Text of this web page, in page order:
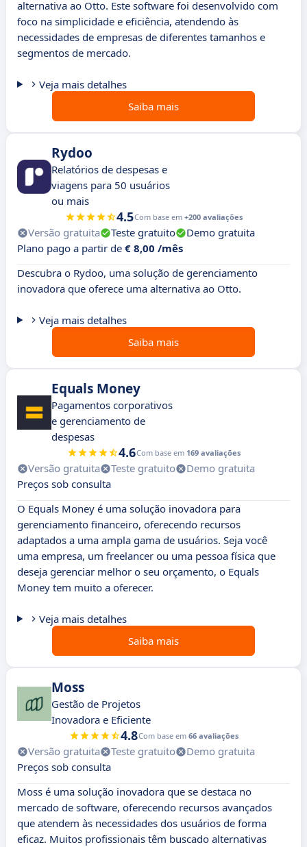
alternativa ao Otto. Este software foi desenvolvido com
foco na simplicidade e eficiência, atendendo às
necessidades de empresas de diferentes tamanhos e
segmentos de mercado.
Veja mais detalhes
Saiba mais
Rydoo
Relatórios de despesas e
viagens para 50 usuários
ou mais
4.5Com base em +200 avaliações
Versão gratuita Teste gratuito
Demo gratuita
Plano pago a partir de € 8,00 /mês
Descubra o Rydoo, uma solução de gerenciamento
inovadora que oferece uma alternativa ao Otto.
Veja mais detalhes
Saiba mais
Equals Money
Pagamentos corporativos
e gerenciamento de
despesas
4.6Com base em 169 avaliações
Versão gratuita Teste gratuito
Demo gratuita
Preços sob consulta
O Equals Money é uma solução inovadora para
gerenciamento financeiro, oferecendo recursos
adaptados a uma ampla gama de usuários. Seja você
uma empresa, um freelancer ou uma pessoa física que
deseja gerenciar melhor o seu orçamento, o Equals
Money tem muito a oferecer.
Veja mais detalhes
Saiba mais
Moss
Gestão de Projetos
Inovadora e Eficiente
4.8Com base em 66 avaliações
Versão gratuita Teste gratuito
Demo gratuita
Preços sob consulta
Moss é uma solução inovadora que se destaca no
mercado de software, oferecendo recursos avançados
que atendem às necessidades dos usuários de forma
eficaz. Muitos profissionais têm buscado alternativas